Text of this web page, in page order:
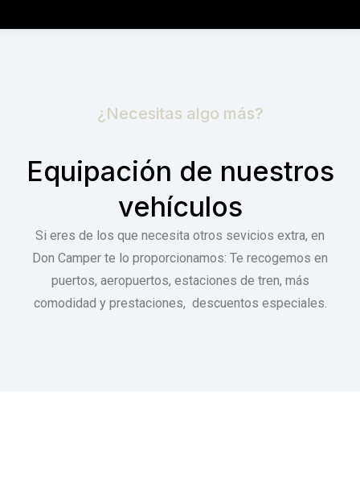
¿Necesitas algo más?
Equipación de nuestros
vehículos
Si eres de los que necesita otros sevicios extra, en
Don Camper te lo proporcionamos: Te recogemos en
puertos, aeropuertos, estaciones de tren, más
comodidad y prestaciones, descuentos especiales.